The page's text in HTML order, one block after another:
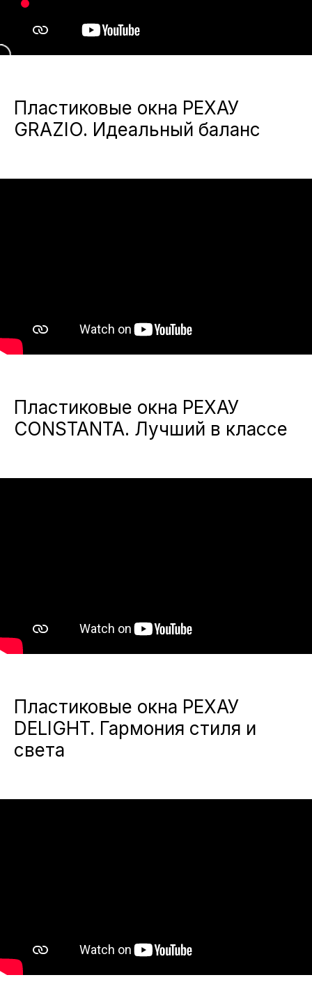
Пластиковые окна РЕХАУ
GRAZIO. Идеальный баланс
Пластиковые окна РЕХАУ
CONSTANTA. Лучший в классе
Пластиковые окна РЕХАУ
DELIGHT. Гармония стиля и
света